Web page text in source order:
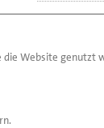
kreativ der
Weiteren
in den
denn
die Website genutzt